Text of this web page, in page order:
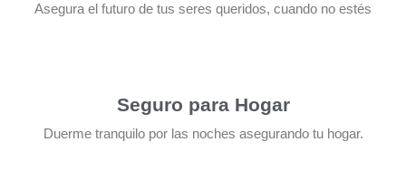
Asegura el futuro de tus seres queridos, cuando no estés
Seguro para Hogar
Duerme tranquilo por las noches asegurando tu hogar.